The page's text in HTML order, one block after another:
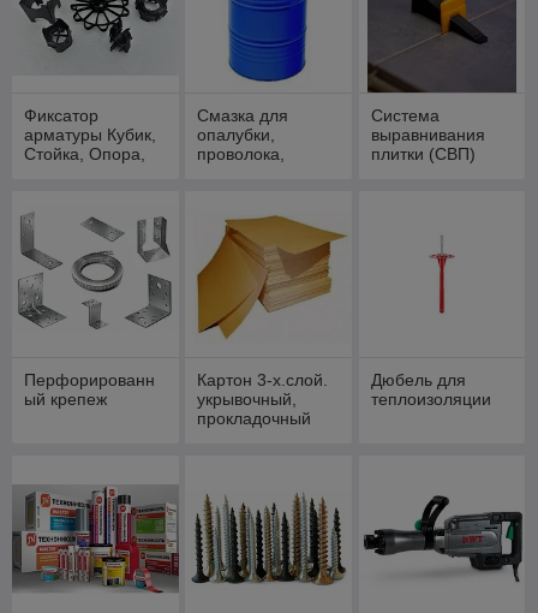
Фиксатор
арматуры Кубик,
Стойка, Опора,
Смазка для
опалубки,
проволока,
Система
выравнивания
плитки (СВП)
Перфорированн
ый крепеж
Картон 3-х.слой.
укрывочный,
прокладочный
Дюбель для
теплоизоляции